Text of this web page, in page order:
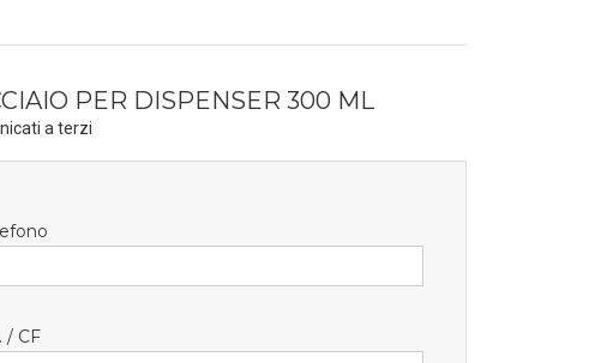
PER DISPENSER 300 ML
a terzi
/ CF